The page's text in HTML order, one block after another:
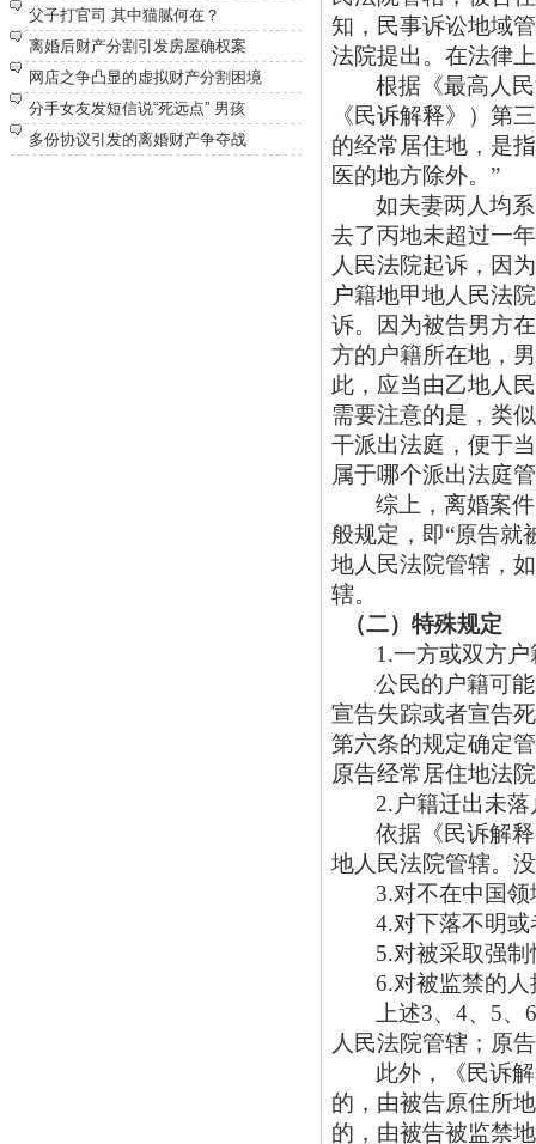
父子打官司 其中猫腻何在？
离婚后财产分割引发房屋确权案
网店之争凸显的虚拟财产分割困境
分手女友发短信说“死远点” 男孩
多份协议引发的离婚财产争夺战
知，民事诉讼地域
法院提出。在法律
根据《最高人
《民诉解释》）第
的经常居住地，是
医的地方除外。”
如夫妻两人均
去了丙地未超过一
人民法院起诉，因
户籍地甲地人民法
诉。因为被告男方
方的户籍所在地，
此，应当由乙地人
需要注意的是，类
干派出法庭，便于
属于哪个派出法庭
综上，离婚案
般规定，即“原告就
地人民法院管辖，
辖。
（二）特殊规定
1.一方或双方
公民的户籍可
宣告失踪或者宣告
第六条的规定确定
原告经常居住地法
2.户籍迁出未落
依据《民诉解
地人民法院管辖。
3.对不在中国
4.对下落不明
5.对被采取强
6.对被监禁的
上述3、4、5、
人民法院管辖；原
此外，《民诉
的，由被告原住所
的，由被告被监禁